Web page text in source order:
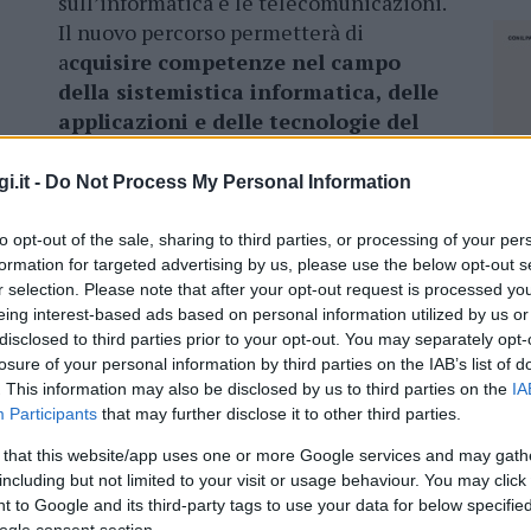
- Do Not Process My Personal Information
opt-out of the sale, sharing to third parties, or processing of your
for targeted advertising by us, please use the below opt-out
selection. Please note that after your opt-out request is processed
interest-based ads based on personal information utilized by us
to third parties prior to your opt-out. You may separately
of your personal information by third parties on the IAB’s list of
This information may also be disclosed by us to third parties on the
Participants that may further disclose it to other third parties.
that this website/app uses one or more Google services and may
but not limited to your visit or usage behaviour. You may
to Google and its third-party tags to use your data for below
Il nuovo percorso permetterà di
acquisire competenze nel campo
della sistemistica informatica, delle
applicazioni e delle tecnologie del
altri, darà accesso saranno quelli del tecnico
supervisione e controllo reti e del project
ad intraprendere questo nuovo corso
di interesse.